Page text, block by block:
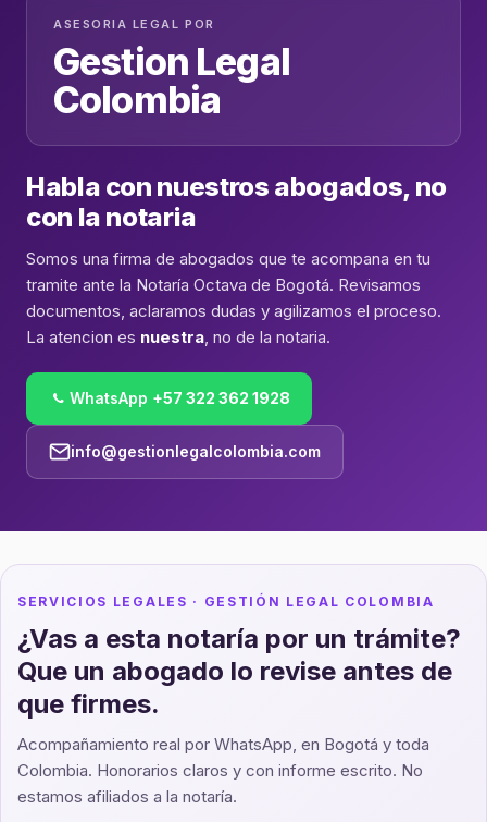
ASESORIA LEGAL POR
Gestion Legal
Colombia
Habla con nuestros abogados, no
con la notaria
Somos una firma de abogados que te acompana en tu
tramite ante la Notaría Octava de Bogotá. Revisamos
documentos, aclaramos dudas y agilizamos el proceso.
La atencion es nuestra, no de la notaria.
WhatsApp +57 322 362 1928
info@gestionlegalcolombia.com
SERVICIOS LEGALES · GESTIÓN LEGAL COLOMBIA
¿Vas a esta notaría por un trámite?
Que un abogado lo revise antes de
que firmes.
Acompañamiento real por WhatsApp, en Bogotá y toda
Colombia. Honorarios claros y con informe escrito. No
estamos afiliados a la notaría.